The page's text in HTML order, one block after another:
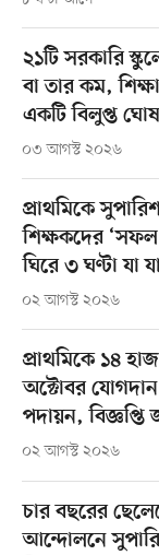
২১টি সরকারি
বা তার কম,
একটি বিলুপ্ত
০৩ আগস্ট ২০২৬
প্রাথমিকে
শিক্ষকদের
ঘিরে ৩ ঘণ্টা যা
০২ আগস্ট ২০২৬
প্রাথমিকে ১৪
অক্টোবর
পদায়ন, বিজ্ঞপ্তি
০২ আগস্ট ২০২৬
চার বছরের
আন্দোলনে